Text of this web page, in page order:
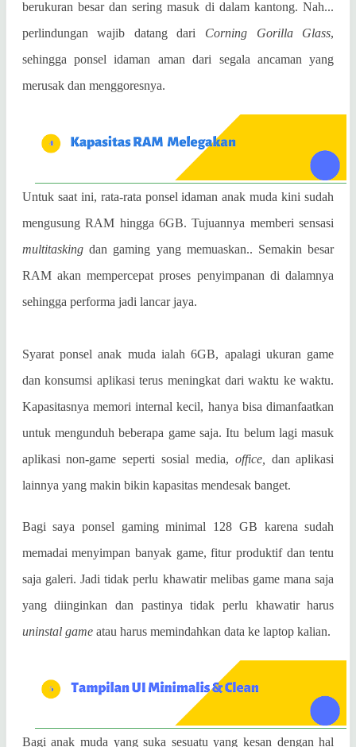
berukuran besar dan sering masuk di dalam kantong. Nah...
perlindungan wajib datang dari Corning Gorilla Glass,
sehingga ponsel idaman aman dari segala ancaman yang
merusak dan menggoresnya.
Untuk saat ini, rata-rata ponsel idaman anak muda kini sudah
mengusung RAM hingga 6GB. Tujuannya memberi sensasi
multitasking dan gaming yang memuaskan.. Semakin besar
RAM akan mempercepat proses penyimpanan di dalamnya
sehingga performa jadi lancar jaya.
Syarat ponsel anak muda ialah 6GB, apalagi ukuran game
dan konsumsi aplikasi terus meningkat dari waktu ke waktu.
Kapasitasnya memori internal kecil, hanya bisa dimanfaatkan
untuk mengunduh beberapa game saja. Itu belum lagi masuk
aplikasi non-game seperti sosial media, office,
dan aplikasi
lainnya yang makin bikin kapasitas mendesak banget.
Bagi saya ponsel gaming minimal 128 GB karena sudah
memadai menyimpan banyak game, fitur produktif dan tentu
saja galeri. Jadi tidak perlu khawatir melibas game mana saja
yang diinginkan dan pastinya tidak perlu khawatir harus
uninstal gameatau harus memindahkan data ke laptop kalian.
Bagi anak muda yang suka sesuatu yang kesan dengan hal